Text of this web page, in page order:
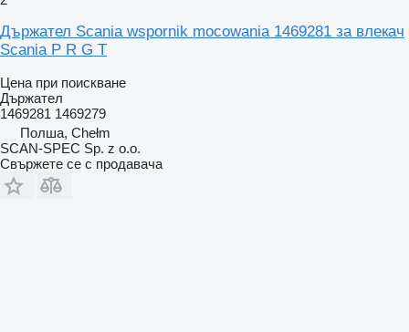
Държател Scania wspornik mocowania 1469281 за влекач
Scania P R G T
Цена при поискване
Държател
1469281 1469279
Полша, Chełm
SCAN-SPEC Sp. z o.o.
Свържете се с продавача